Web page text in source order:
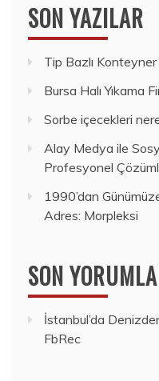
SON YAZILAR
Tip Bazlı
Bursa Halı Yıkama
Sorbe içecekleri
Alay Medya ile
Profesyonel
1990’dan
Adres: Morpleksi
SON
İstanbul’da
FbRec